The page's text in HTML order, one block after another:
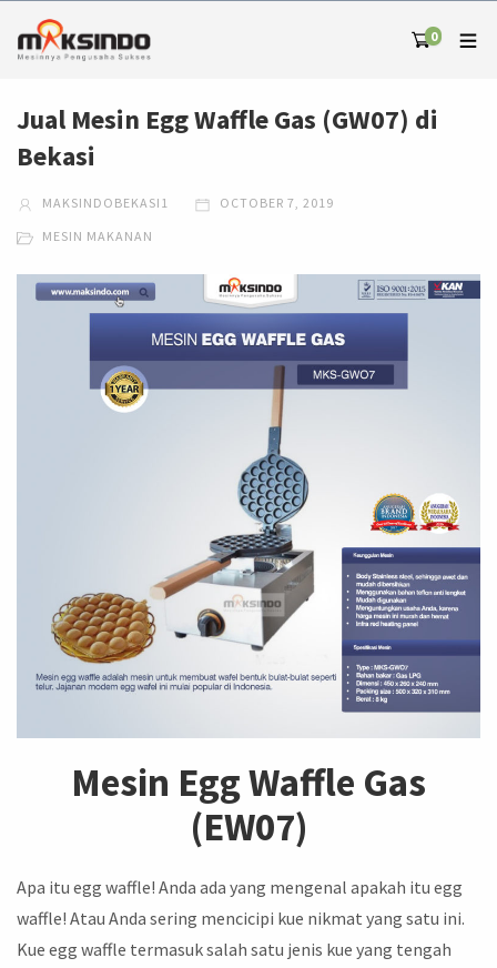
0
Jual Mesin Egg Waffle Gas (GW07) di
Bekasi
MAKSINDOBEKASI1 OCTOBER 7, 2019
MESIN MAKANAN
Mesin Egg Waffle Gas
(EW07)
Apa itu egg waffle! Anda ada yang mengenal apakah itu egg
waffle! Atau Anda sering mencicipi kue nikmat yang satu ini.
Kue egg waffle termasuk salah satu jenis kue yang tengah